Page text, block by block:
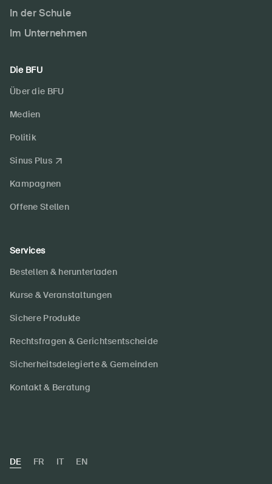
In der Schule
Im Unternehmen
Die BFU
Über die BFU
Medien
Politik
Sinus Plus
Kampagnen
Offene Stellen
Services
Bestellen & herunterladen
Kurse & Veranstaltungen
Sichere Produkte
Rechtsfragen & Gerichtsentscheide
Sicherheitsdelegierte & Gemeinden
Kontakt & Beratung
DE FR IT EN